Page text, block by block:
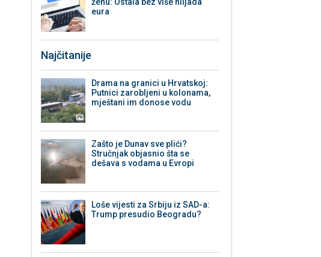
ženu: Ostala bez više hiljada
eura
Najčitanije
Drama na granici u Hrvatskoj:
Putnici zarobljeni u kolonama,
mještani im donose vodu
Zašto je Dunav sve plići?
Stručnjak objasnio šta se
dešava s vodama u Evropi
Loše vijesti za Srbiju iz SAD-a:
Trump presudio Beogradu?